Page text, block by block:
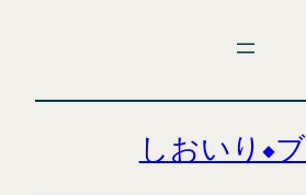
しおいり◆